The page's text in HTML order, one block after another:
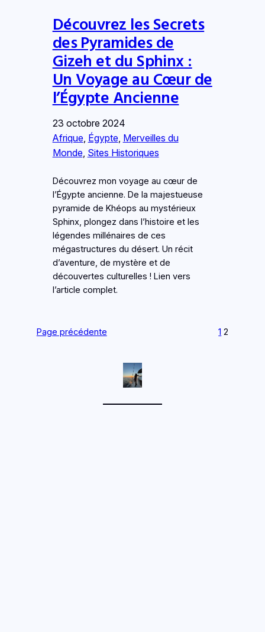
Découvrez les Secrets
des Pyramides de
Gizeh et du Sphinx :
Un Voyage au Cœur de
l’Égypte Ancienne
23 octobre 2024
Afrique, Égypte, Merveilles du
Monde, Sites Historiques
Découvrez mon voyage au cœur de
l’Égypte ancienne. De la majestueuse
pyramide de Khéops au mystérieux
Sphinx, plongez dans l’histoire et les
légendes millénaires de ces
mégastructures du désert. Un récit
d’aventure, de mystère et de
découvertes culturelles ! Lien vers
l’article complet.
Page précédente 1 2